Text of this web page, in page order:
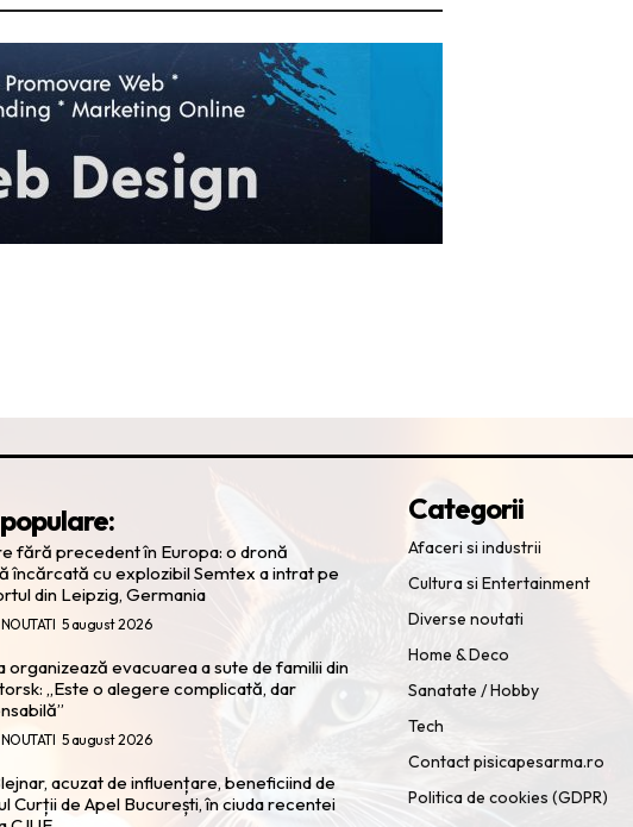
fără precedent în Europa: o dronă
încărcată cu explozibil Semtex a intrat pe
din Leipzig, Germania
5 august 2026
organizează evacuarea a sute de familii din
„Este o alegere complicată, dar
5 august 2026
acuzat de influențare, beneficiind de
Curții de Apel București, în ciuda recentei
Categorii
Afaceri si industrii
Cultura si Entertainment
Diverse noutati
Home & Deco
Sanatate / Hobby
Tech
Contact pisicapesarma.ro
Politica de cookies (GDPR)